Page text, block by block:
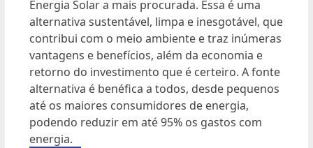
Energia Solar a mais procurada. Essa é uma
alternativa sustentável, limpa e inesgotável, que
contribui com o meio ambiente e traz inúmeras
vantagens e benefícios, além da economia e
retorno do investimento que é certeiro. A fonte
alternativa é benéfica a todos, desde pequenos
até os maiores consumidores de energia,
podendo reduzir em até 95% os gastos com
energia.